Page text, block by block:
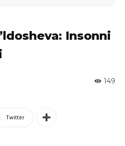
Insonni
149
Twitter